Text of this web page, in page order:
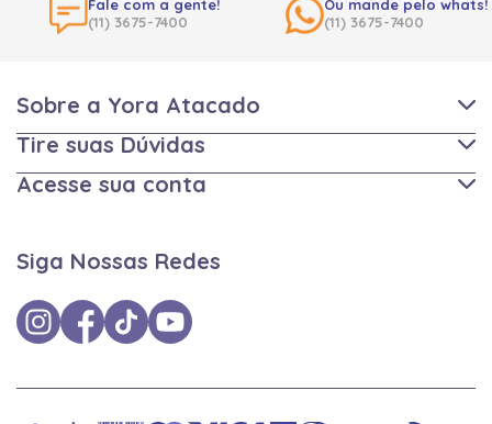
Fale com a gente!
(11) 3675-7400
Ou mande pelo whats!
(11) 3675-7400
Sobre a Yora Atacado
Tire suas Dúvidas
Acesse sua conta
Siga Nossas Redes